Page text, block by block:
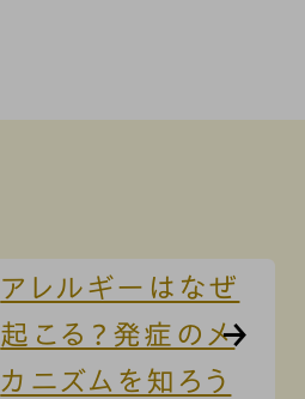
アレルギーはなぜ
起こる？発症のメ
カニズムを知ろう